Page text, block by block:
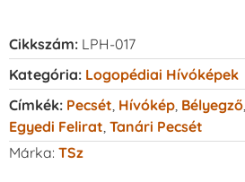
Cikkszám: LPH-017
Kategória: Logopédiai Hívóképek
Címkék: Pecsét Hívókép Bélyegző
Egyedi Felirat Tanári Pecsét
Márka: TSz